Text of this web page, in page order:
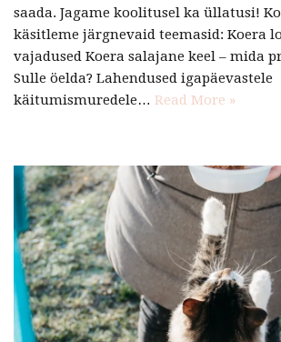
saada. Jagame koolitusel ka üllatusi!
käsitleme järgnevaid teemasid: Koera
vajadused Koera salajane keel – mida
Sulle öelda? Lahendused igapäevastele
käitumismuredele… Read More »